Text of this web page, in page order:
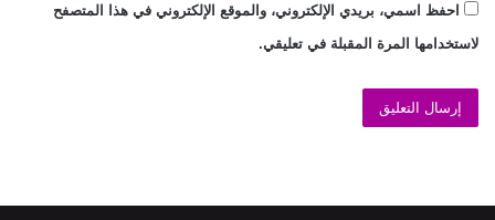
احفظ اسمي، بريدي الإلكتروني، والموقع الإلكتروني في هذا المتصفح
لاستخدامها المرة المقبلة في تعليقي.